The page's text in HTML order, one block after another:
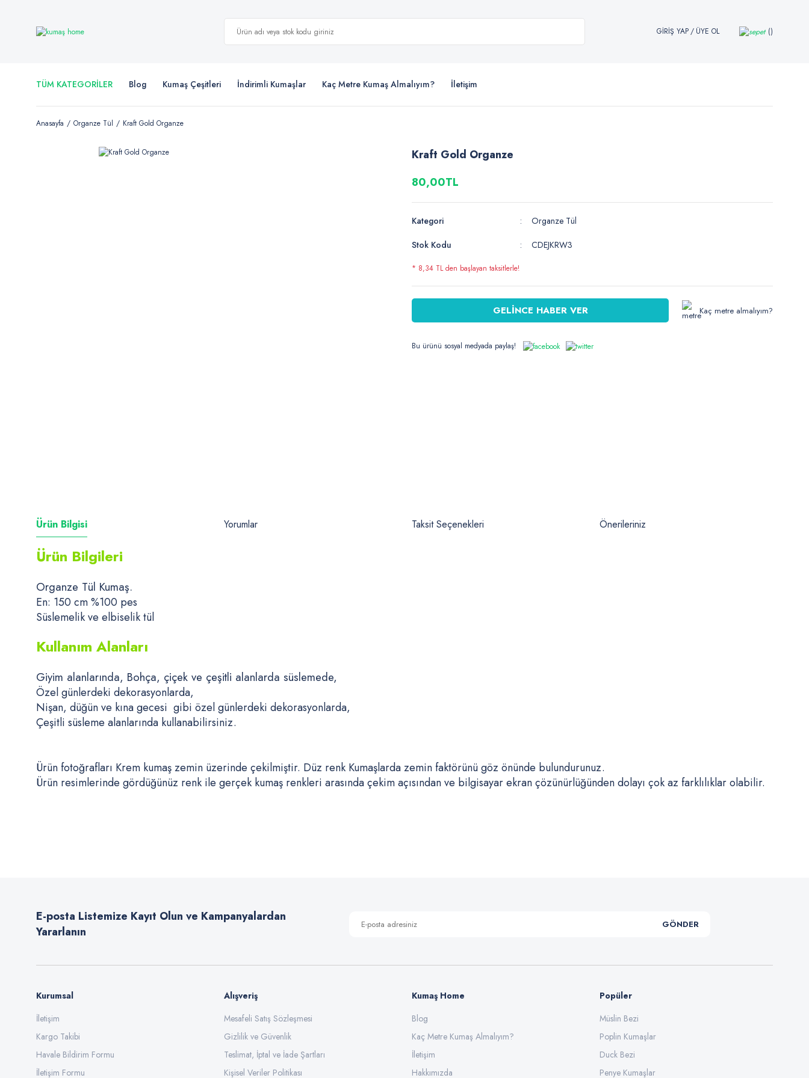
GİRİŞ YAP/ ÜYE OL
TÜM KATEGORİLER Blog Kumaş Çeşitleri İndirimli Kumaşlar Kaç Metre Kumaş Almalıyım? İletişim
Anasayfa Organze Tül Kraft Gold Organze
Kraft Gold Organze
80,00TL
Kategori
Organze Tül
Stok Kodu
CDEJKRW3
* 8,34 TL den başlayan taksitlerle!
GELİNCE HABER VER Kaç metre almalıyım?
Bu ürünü sosyal medyada paylaş!
Ürün Bilgisi Yorumlar Taksit Seçenekleri Önerileriniz
Ürün Bilgileri
Organze Tül Kumaş.
En: 150 cm %100 pes
Süslemelik ve elbiselik tül
Kullanım Alanları
Giyim alanlarında, Bohça, çiçek ve çeşitli alanlarda süslemede,
Özel günlerdeki dekorasyonlarda,
Nişan, düğün ve kına gecesi gibi özel günlerdeki dekorasyonlarda,
Çeşitli süsleme alanlarında kullanabilirsiniz.
Ürün fotoğrafları Krem kumaş zemin üzerinde çekilmiştir. Düz renk Kumaşlarda zemin faktörünü göz önünde bulundurunuz.
Ürün resimlerinde gördüğünüz renk ile gerçek kumaş renkleri arasında çekim açısından ve bilgisayar ekran çözünürlüğünden dolayı çok az farklılıklar olabilir.
Ürün bilgilerinde hatalar bulunuyor.
Ürün fiyatı diğer sitelerden daha pahalı.
Gönder
E-posta Listemize Kayıt Olun ve Kampanyalardan
Yararlanın
GÖNDER
Kurumsal
İletişim
Kargo Takibi
Havale Bildirim Formu
İletişim Formu
Alışveriş
Mesafeli Satış Sözleşmesi
Gizlilik ve Güvenlik
Teslimat, İptal ve İade Şartları
Kişisel Veriler Politikası
Kumaş Home
Blog
Kaç Metre Kumaş Almalıyım?
İletişim
Hakkımızda
Popüler
Müslin Bezi
Poplin Kumaşlar
Duck Bezi
Penye Kumaşlar